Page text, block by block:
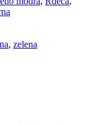
, zelena